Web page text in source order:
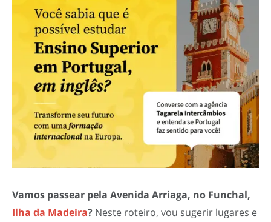
Vamos passear pela Avenida Arriaga, no Funchal,
Ilha da Madeira? Neste roteiro, vou sugerir lugares e